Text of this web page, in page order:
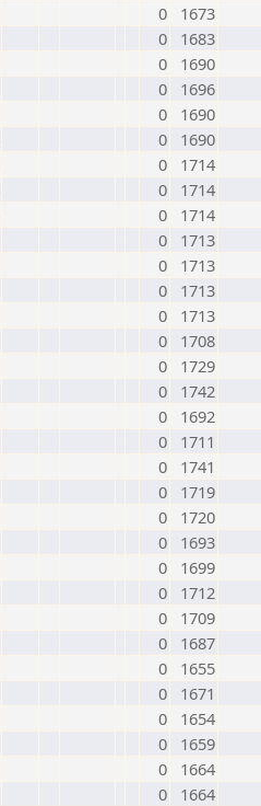
0
1673
0
1683
0
1690
0
1696
0
1690
0
1690
0
1714
0
1714
0
1714
0
1713
0
1713
0
1713
0
1713
0
1708
0
1729
0
1742
0
1692
0
1711
0
1741
0
1719
0
1720
0
1693
0
1699
0
1712
0
1709
0
1687
0
1655
0
1671
0
1654
0
1659
0
1664
0
1664